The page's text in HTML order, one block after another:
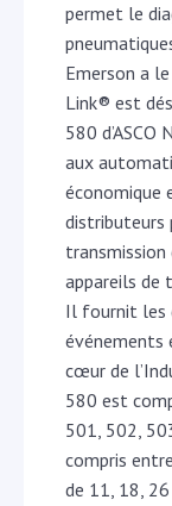
permet le
Emerson a
Link® est
580
aux
économique
distributeurs
transmission
appareils de
Il fournit les
événements
cœur de
580 est
501, 502,
compris
de 11, 18,